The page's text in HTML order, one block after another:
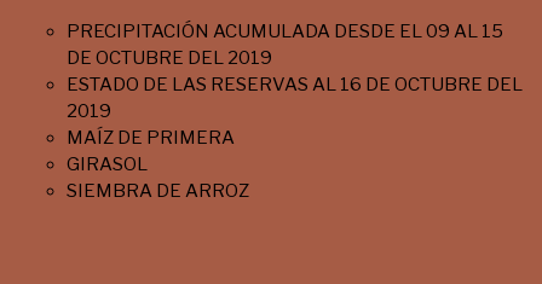
PRECIPITACIÓN ACUMULADA DESDE EL 09 AL 15
DE OCTUBRE DEL 2019
ESTADO DE LAS RESERVAS AL 16 DE OCTUBRE DEL
2019
MAÍZ DE PRIMERA
GIRASOL
SIEMBRA DE ARROZ